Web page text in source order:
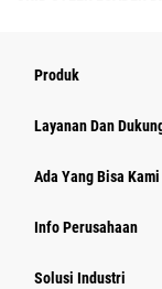
Produk
Layanan Dan
Ada Yang Bisa
Info Perusahaan
Solusi Industri